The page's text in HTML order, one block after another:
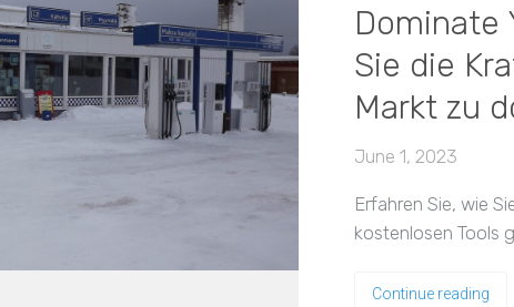
Dominate
Sie die
Markt zu
June 1, 2023
Erfahren Sie, wie
kostenlosen Tools
Continue reading